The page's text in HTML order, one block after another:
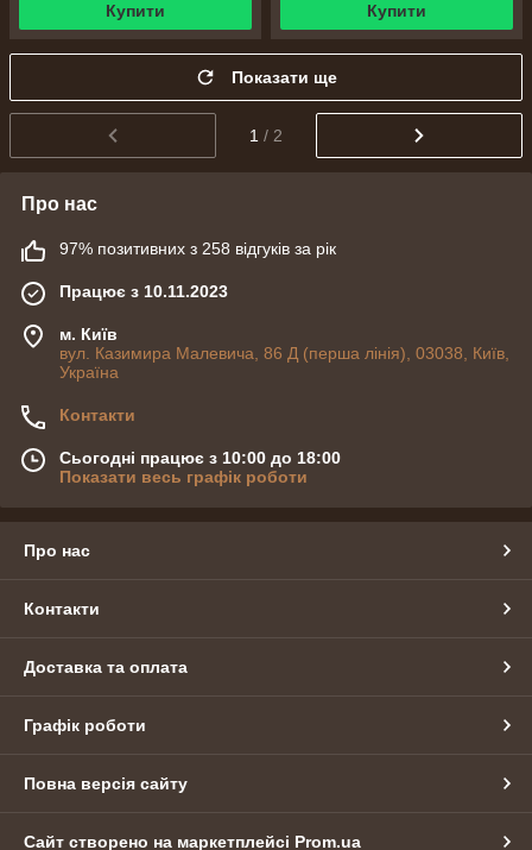
Купити Купити
Показати ще
1 / 2
Про нас
97% позитивних з 258 відгуків за рік
Працює з 10.11.2023
м. Київ
вул. Казимира Малевича, 86 Д (перша лінія), 03038, Київ,
Україна
Контакти
Сьогодні працює з 10:00 до 18:00
Показати весь графік роботи
Про нас
Контакти
Доставка та оплата
Графік роботи
Повна версія сайту
Сайт створено на маркетплейсі Prom.ua